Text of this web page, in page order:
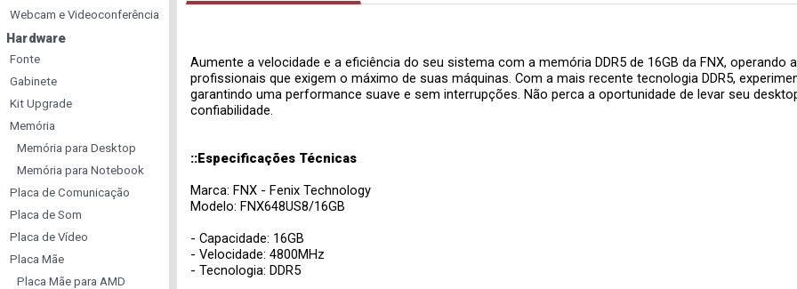
Webcam e Videoconferência
Hardware
Fonte
Gabinete
Kit Upgrade
Memória
Memória para Desktop
Memória para Notebook
Placa de Comunicação
Placa de Som
Placa de Vídeo
Placa Mãe
Placa Mãe para AMD
Aumente a velocidade e a eficiência do seu sistema com a memória DDR5 de 16GB da FNX,
profissionais que exigem o máximo de suas máquinas. Com a mais recente tecnologia DDR5,
garantindo uma performance suave e sem interrupções. Não perca a oportunidade de levar seu
confiabilidade.
::Especificações Técnicas
Marca: FNX - Fenix Technology
Modelo: FNX648US8/16GB
- Capacidade: 16GB
- Velocidade: 4800MHz
- Tecnologia: DDR5